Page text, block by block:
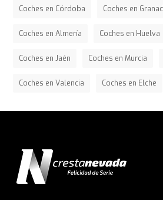
Coches en Córdoba Coches en
Coches en Almería Coches en Huelva
Coches en Jaén Coches en Murcia
Coches en Valencia Coches en Elche